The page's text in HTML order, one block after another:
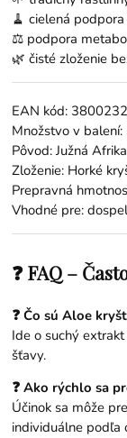
🧹 cielená
⚖️ podpora
🌿 čisté zloženie
EAN kód:
Množstvo v balení:
Pôvod: Južná Afrika
Zloženie: Horké
Prepravná
Vhodné pre:
❓ FAQ –
❓ Čo sú Aloe
Ide o suchý
šťavy.
❓ Ako rýchlo sa
Účinok sa môže
individuálne podľa